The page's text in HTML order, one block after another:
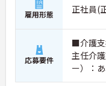
雇用形態 正社員(
応募要件
■介護
主任介
ー）：